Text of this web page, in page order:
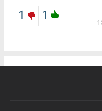
1
1